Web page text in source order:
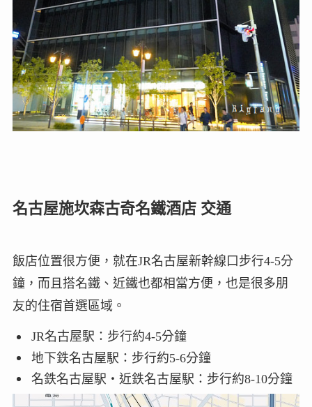
名古屋施坎森古奇名鐵酒店 交通
飯店位置很方便，就在JR名古屋新幹線口步行4-5分
鐘，而且搭名鐵、近鐵也都相當方便，也是很多朋
友的住宿首選區域。
JR名古屋駅：步行約4-5分鐘
地下鉄名古屋駅：步行約5-6分鐘
名鉄名古屋駅・近鉄名古屋駅：步行約8-10分鐘